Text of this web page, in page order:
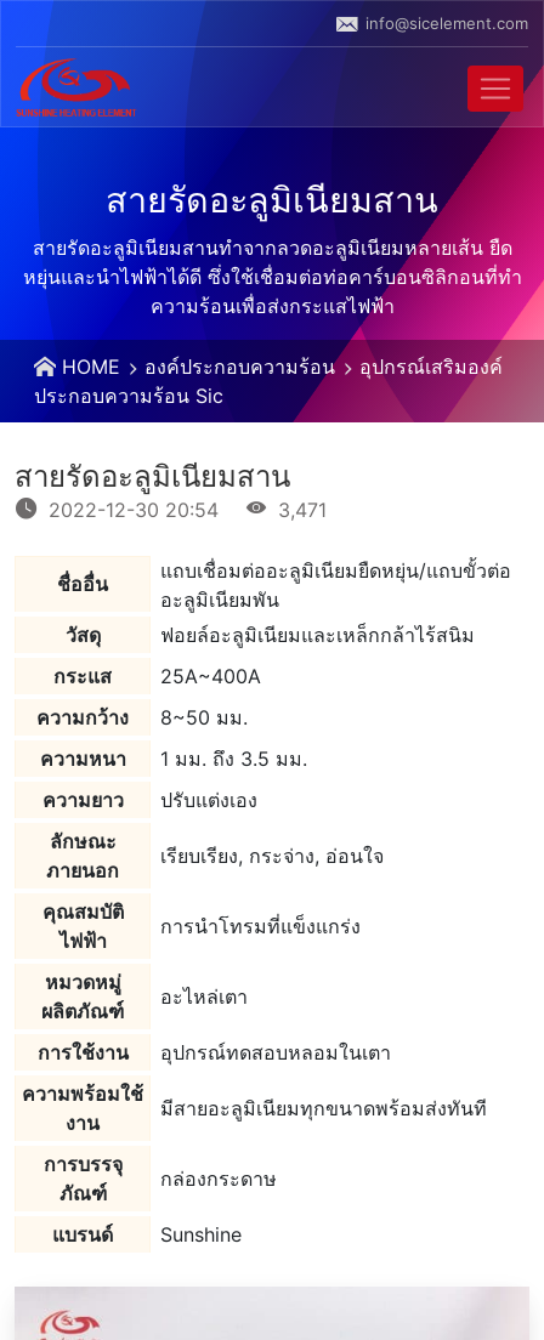
info@sicelement.com
สายรัดอะลูมิเนียมสาน
สายรัดอะลูมิเนียมสานทําจากลวดอะลูมิเนียมหลายเส้น ยืด
หยุ่นและนําไฟฟ้าได้ดี ซึ่งใช้เชื่อมต่อท่อคาร์บอนซิลิกอนที่ทํา
ความร้อนเพื่อส่งกระแสไฟฟ้า
HOME องค์ประกอบความร้อน
อุปกรณ์เสริมองค์
ประกอบความร้อน Sic
สายรัดอะลูมิเนียมสาน
2022-12-30 20:54 3,471
ชื่ออื่น
แถบเชื่อมต่ออะลูมิเนียมยืดหยุ่น/แถบขั้วต่อ
อะลูมิเนียมพัน
วัสดุ
ฟอยล์อะลูมิเนียมและเหล็กกล้าไร้สนิม
กระแส
25A~400A
ความกว้าง
8~50 มม.
ความหนา
1 มม. ถึง 3.5 มม.
ความยาว
ปรับแต่งเอง
ลักษณะ
ภายนอก
เรียบเรียง, กระจ่าง, อ่อนใจ
คุณสมบัติ
ไฟฟ้า
การนำโทรมที่แข็งแกร่ง
หมวดหมู่
ผลิตภัณฑ์
อะไหล่เตา
การใช้งาน
อุปกรณ์ทดสอบหลอมในเตา
ความพร้อมใช้
งาน
มีสายอะลูมิเนียมทุกขนาดพร้อมส่งทันที
การบรรจุ
ภัณฑ์
กล่องกระดาษ
แบรนด์ Sunshine